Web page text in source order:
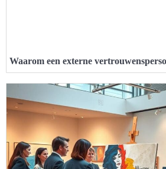
Waarom een externe